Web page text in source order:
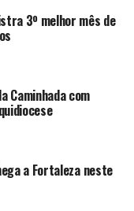
3º melhor mês de
Caminhada com
a Fortaleza neste